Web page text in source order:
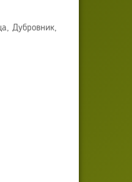
Дубровник,